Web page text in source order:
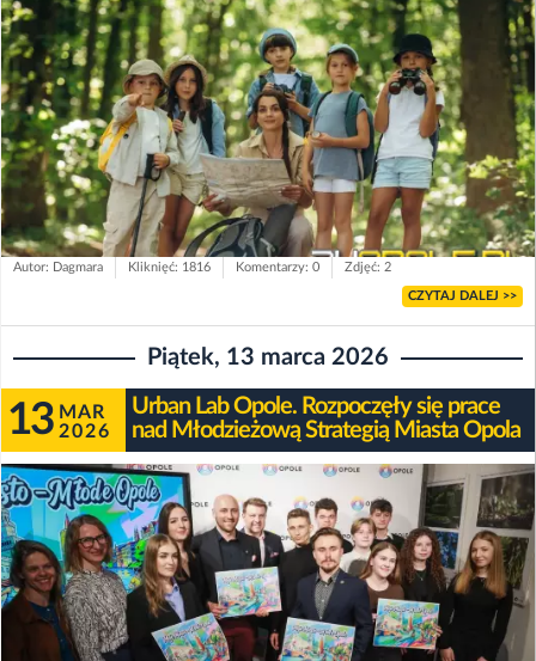
Autor: Dagmara Kliknięć: 1816 Komentarzy: 0 Zdjęć: 2
CZYTAJ DALEJ >>
Piątek, 13 marca 2026
13 MAR
2026
Urban Lab Opole. Rozpoczęły się prace
nad Młodzieżową Strategią Miasta Opola